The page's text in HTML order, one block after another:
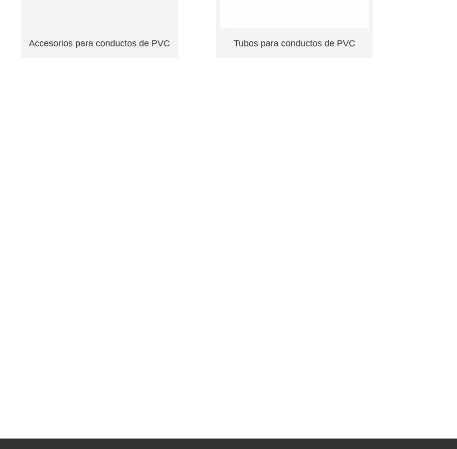
Accesorios para conductos de PVC Tubos para conductos de PVC